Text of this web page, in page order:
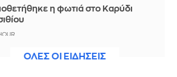
η φωτιά στο Καρύδι
του Νόλαν δίχασε
ΟΛΕΣ ΟΙ ΕΙΔΗΣΕΙΣ